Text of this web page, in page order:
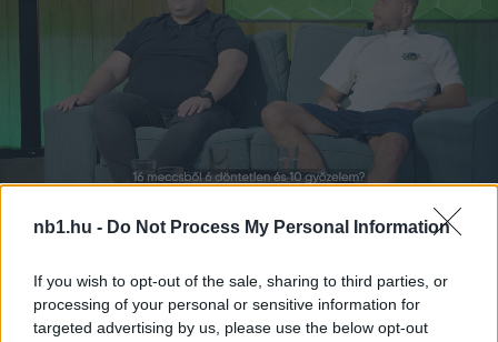
nb1.hu - Do Not Process My Personal Information
If you wish to opt-out of the sale, sharing to third parties, or
processing of your personal or sensitive information for
targeted advertising by us, please use the below opt-out
Time
Picture
Szöveg forrása: nac.nl